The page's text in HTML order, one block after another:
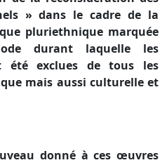
» dans le cadre de la
pluriethnique marquée
durant laquelle les
été exclues de tous les
mais aussi culturelle et
donné à ces œuvres